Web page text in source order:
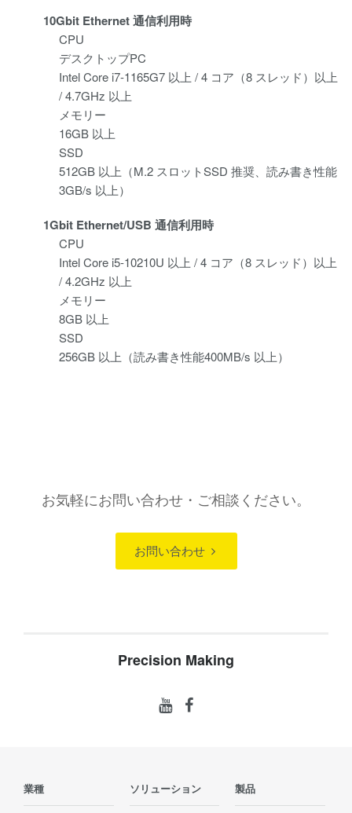
10Gbit Ethernet 通信利用時
CPU
デスクトップPC
Intel Core i7-1165G7 以上 / 4 コア（8 スレッド）以上
/ 4.7GHz 以上
メモリー
16GB 以上
SSD
512GB 以上（M.2 スロットSSD 推奨、読み書き性能
3GB/s 以上）
1Gbit Ethernet/USB 通信利用時
CPU
Intel Core i5-10210U 以上 / 4 コア（8 スレッド）以上
/ 4.2GHz 以上
メモリー
8GB 以上
SSD
256GB 以上（読み書き性能400MB/s 以上）
お気軽にお問い合わせ・ご相談ください。
お問い合わせ
Precision Making
業種 ソリューション 製品